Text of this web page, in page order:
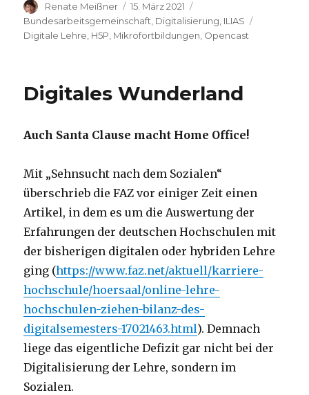
Autor
Renate Meißner
Veröffentlicht
am
15. März 2021
Bundesarbeitsgemeinschaft Digitalisierung ILIAS
Digitale Lehre H5P Mikrofortbildungen Opencast
Digitales Wunderland
Auch Santa Clause macht Home Office!
Mit „Sehnsucht nach dem Sozialen“
überschrieb die FAZ vor einiger Zeit einen
Artikel, in dem es um die Auswertung der
Erfahrungen der deutschen Hochschulen mit
der bisherigen digitalen oder hybriden Lehre
ging (https://www.faz.net/aktuell/karriere-
hochschule/hoersaal/online-lehre-
hochschulen-ziehen-bilanz-des-
digitalsemesters-17021463.html). Demnach
liege das eigentliche Defizit gar nicht bei der
Digitalisierung der Lehre, sondern im
Sozialen.